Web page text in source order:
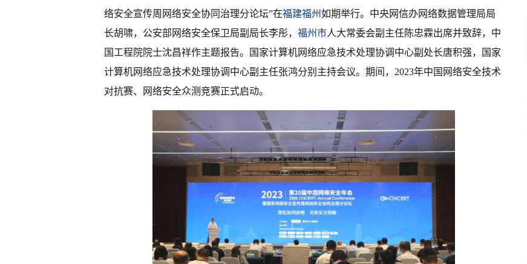
络安全宣传周网络安全协同治理分论坛”在福建福州如期举行。中央网信办网络数据管理局局
长胡啸，公安部网络安全保卫局副局长李彤， 福州市人大常委会副主任陈忠霖出席并致辞，中
国工程院院士沈昌祥作主题报告。国家计算机网络应急技术处理协调中心副处长唐积强，国家
计算机网络应急技术处理协调中心副主任张鸿分别主持会议。期间，2023年中国网络安全技术
对抗赛、网络安全众测竞赛正式启动。